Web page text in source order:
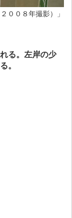
００８年撮影）」
る。左岸の少
。